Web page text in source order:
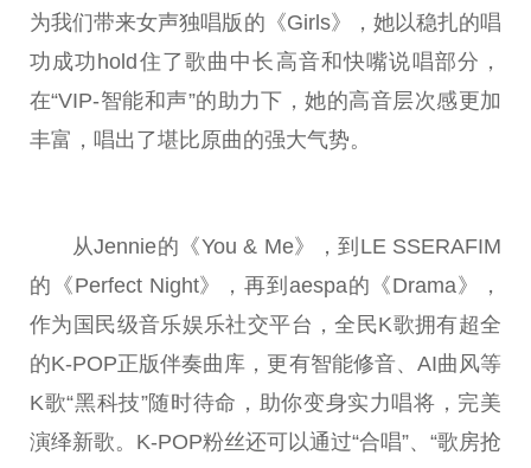
为我们带来女声独唱版的《Girls》，她以稳扎的唱
功成功hold住了歌曲中长高音和快嘴说唱部分，
在“VIP-智能和声”的助力下，她的高音层次感更加
丰富，唱出了堪比原曲的强大气势。
从Jennie的《You & Me》，到LE SSERAFIM
的《Perfect Night》，再到aespa的《Drama》，
作为国民级音乐娱乐社交平台 ，全民K歌拥有超全
的K-POP正版伴奏曲库，更有智能修音、AI曲风等
K歌“黑科技”随时待命，助你变身实力唱将，完美
演绎新歌。K-POP粉丝还可以通过“合唱”、“歌房抢